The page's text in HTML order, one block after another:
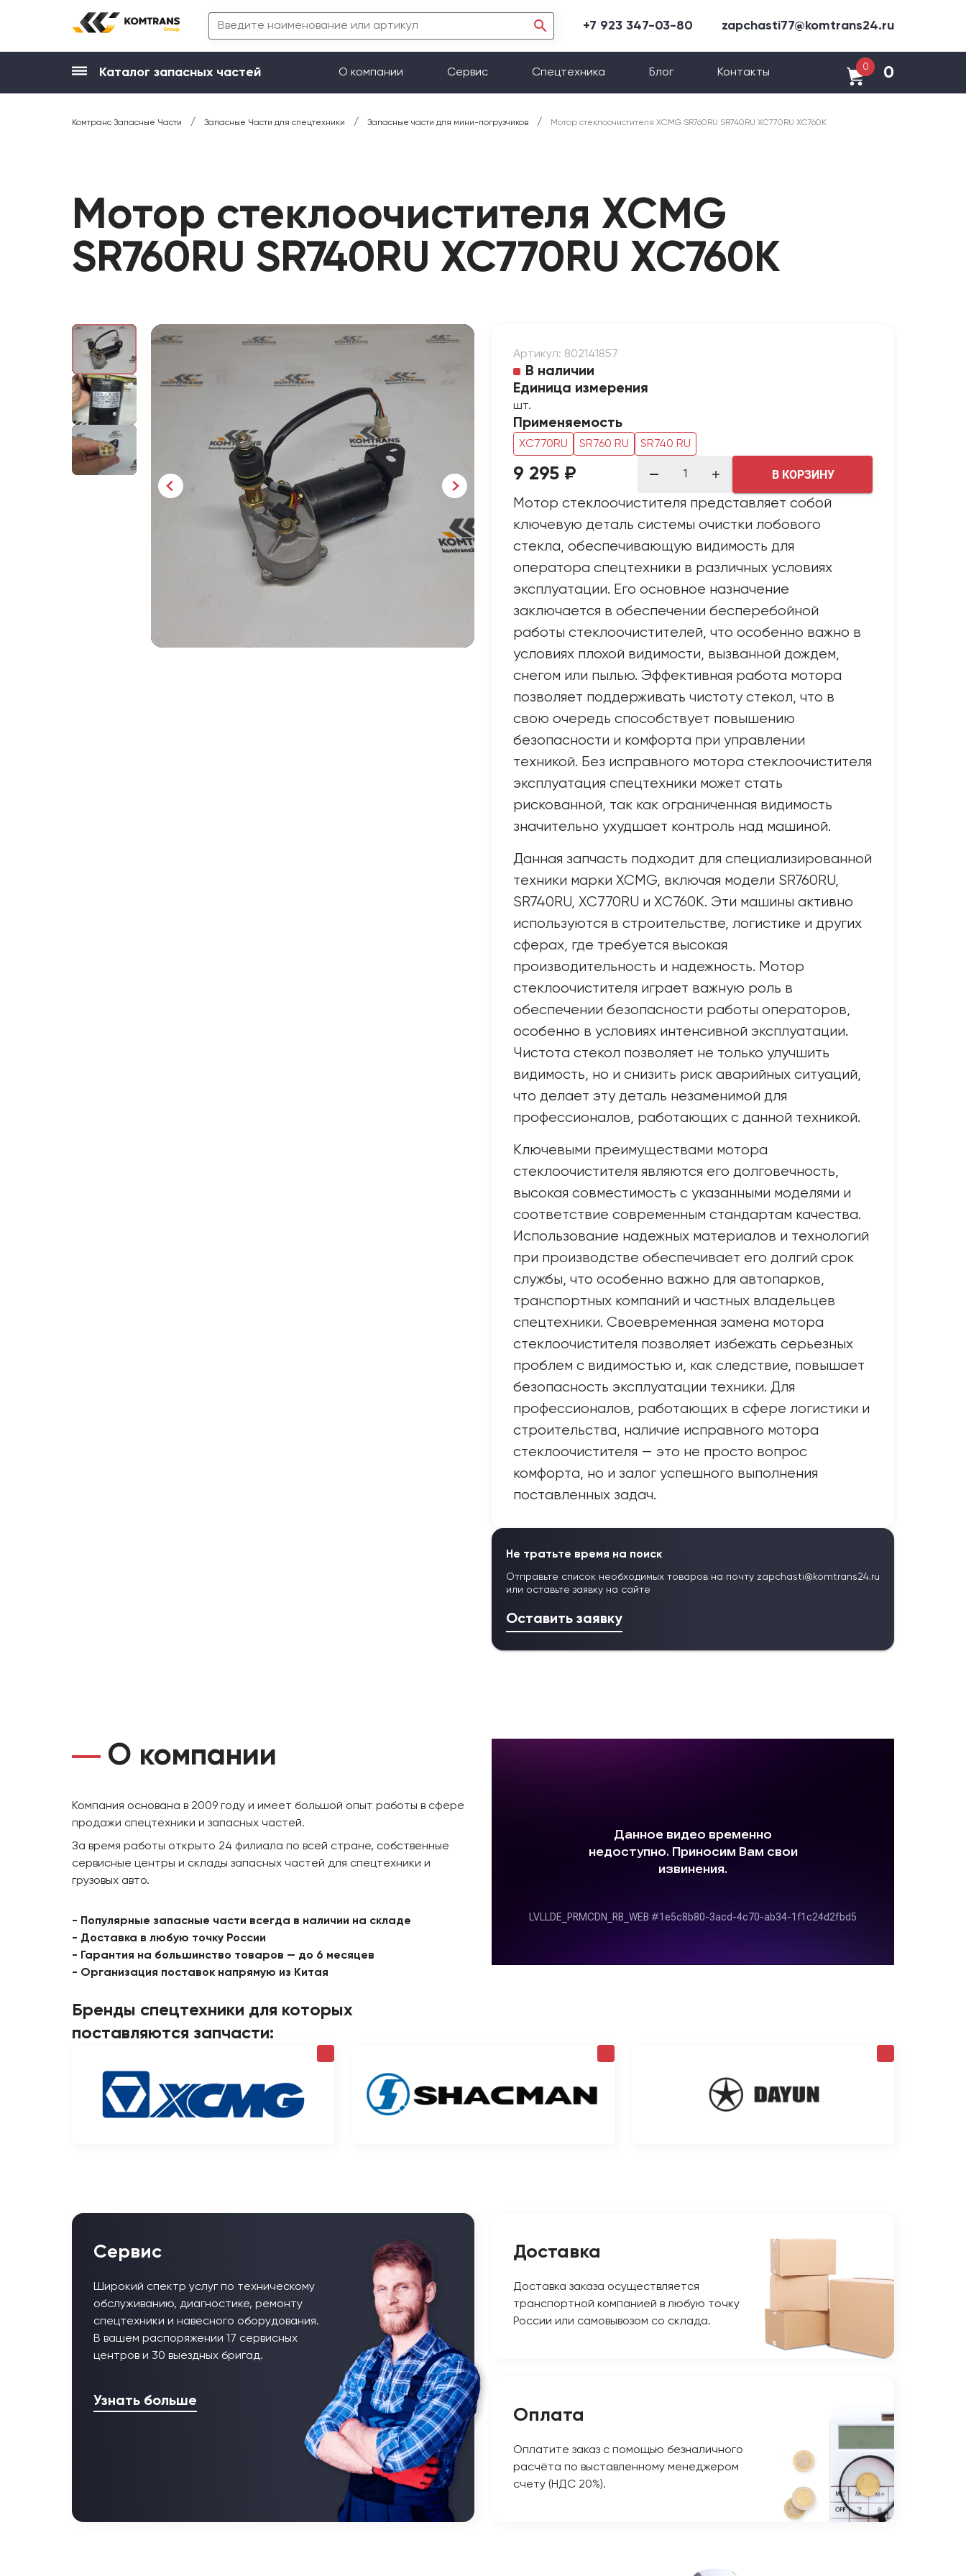
+7 923 347-03-80 zapchasti77@komtrans24.ru
Каталог запасных частей О компании Сервис Спецтехника Блог Контакты
0 0
Комтранс Запасные Части / Запасные Части для спецтехники / Запасные части для мини-погрузчиков / Мотор стеклоочистителя XCMG SR760RU SR740RU XC770RU XC760K
Мотор стеклоочистителя XCMG
SR760RU SR740RU XC770RU XC760K
Артикул: 802141857
В наличии
Единица измерения
шт.
Применяемость
XC770RU SR760 RU SR740 RU
9 295 ₽ В КОРЗИНУ
Мотор стеклоочистителя представляет собой
ключевую деталь системы очистки лобового
стекла, обеспечивающую видимость для
оператора спецтехники в различных условиях
эксплуатации. Его основное назначение
заключается в обеспечении бесперебойной
работы стеклоочистителей, что особенно важно в
условиях плохой видимости, вызванной дождем,
снегом или пылью. Эффективная работа мотора
позволяет поддерживать чистоту стекол, что в
свою очередь способствует повышению
безопасности и комфорта при управлении
техникой. Без исправного мотора стеклоочистителя
эксплуатация спецтехники может стать
рискованной, так как ограниченная видимость
значительно ухудшает контроль над машиной.
Данная запчасть подходит для специализированной
техники марки XCMG, включая модели SR760RU,
SR740RU, XC770RU и XC760K. Эти машины активно
используются в строительстве, логистике и других
сферах, где требуется высокая
производительность и надежность. Мотор
стеклоочистителя играет важную роль в
обеспечении безопасности работы операторов,
особенно в условиях интенсивной эксплуатации.
Чистота стекол позволяет не только улучшить
видимость, но и снизить риск аварийных ситуаций,
что делает эту деталь незаменимой для
профессионалов, работающих с данной техникой.
Ключевыми преимуществами мотора
стеклоочистителя являются его долговечность,
высокая совместимость с указанными моделями и
соответствие современным стандартам качества.
Использование надежных материалов и технологий
при производстве обеспечивает его долгий срок
службы, что особенно важно для автопарков,
транспортных компаний и частных владельцев
спецтехники. Своевременная замена мотора
стеклоочистителя позволяет избежать серьезных
проблем с видимостью и, как следствие, повышает
безопасность эксплуатации техники. Для
профессионалов, работающих в сфере логистики и
строительства, наличие исправного мотора
стеклоочистителя — это не просто вопрос
комфорта, но и залог успешного выполнения
поставленных задач.
Не тратьте время на поиск
Отправьте список необходимых товаров на почту zapchasti@komtrans24.ru
или оставьте заявку на сайте
Оставить заявку
О компании
Компания основана в 2009 году и имеет большой опыт работы в сфере
продажи спецтехники и запасных частей.
За время работы открыто 24 филиала по всей стране, собственные
сервисные центры и склады запасных частей для спецтехники и
грузовых авто.
- Популярные запасные части всегда в наличии на складе
- Доставка в любую точку России
- Гарантия на большинство товаров — до 6 месяцев
- Организация поставок напрямую из Китая
Бренды спецтехники для которых
поставляются запчасти:
Сервис
Широкий спектр услуг по техническому
обслуживанию, диагностике, ремонту
спецтехники и навесного оборудования.
В вашем распоряжении 17 сервисных
центров и 30 выездных бригад.
Узнать больше
Доставка
Доставка заказа осуществляется
транспортной компанией в любую точку
России или самовывозом со склада.
Оплата
Оплатите заказ с помощью безналичного
расчёта по выставленному менеджером
счету (НДС 20%).